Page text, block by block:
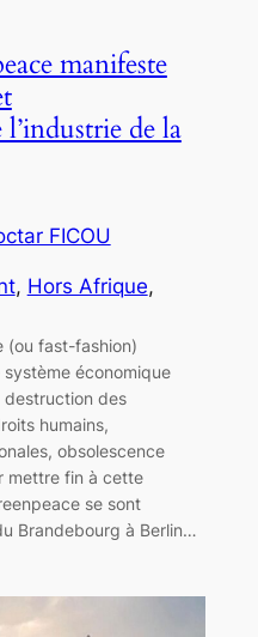
manifeste
de la
FICOU
, Hors Afrique
(ou fast-fashion)
système économique
destruction des
humains,
obsolescence
mettre fin à cette
se sont
Brandebourg à Berlin…